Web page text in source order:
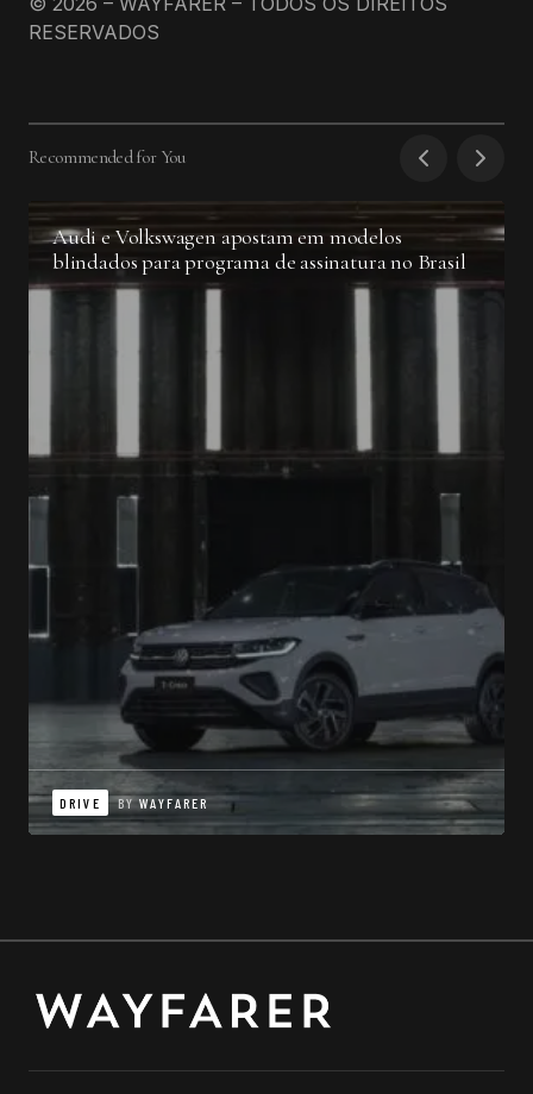
RESERVADOS
Recommended for You
Audi e Volkswagen apostam em modelos
blindados para programa de assinatura no Brasil
DRIVE BY WAYFARER